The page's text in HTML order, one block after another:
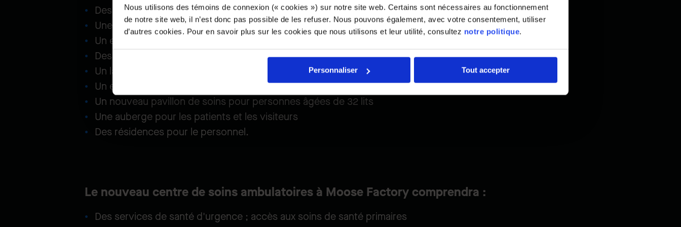
Nous utilisons des témoins de connexion (« cookies ») sur notre site web. Certains sont nécessaires au fonctionnement
de notre site web, il n’est donc pas possible de les refuser. Nous pouvons également, avec votre consentement, utiliser
d’autres cookies. Pour en savoir plus sur les cookies que nous utilisons et leur utilité, consultez notre politique.
Personnaliser Tout accepter
Des salles de chirurgie modernes
Une installation pour la dialyse
Un espace élargi pour les programmes de santé mentale et de toxicomanie
Des services de soins de santé primaires améliorés
Un laboratoire/pharmacie/installation d'imagerie diagnostique
Un espace de guérison traditionnel
Un nouveau pavillon de soins pour personnes âgées de 32 lits
Une auberge pour les patients et les visiteurs
Des résidences pour le personnel.
Le nouveau centre de soins ambulatoires à Moose Factory comprendra :
Des services de santé d'urgence ; accès aux soins de santé primaires